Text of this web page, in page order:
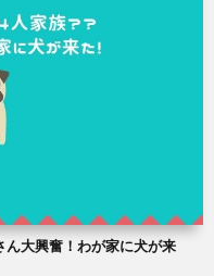
大興奮！わが家に犬が来